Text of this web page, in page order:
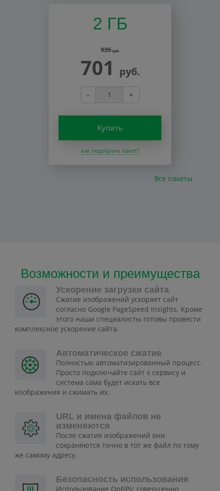
2 ГБ
935руб.
701 руб.
- +
Купить
как подобрать пакет?
Все пакеты
Возможности и преимущества
Ускорение загрузки сайта
Сжатие изображений ускоряет сайт
согласно Google PageSpeed Insights. Кроме
этого наши специалисты готовы провести
комплексное ускорение сайта.
Автоматическое сжатие
Полностью автоматизированный процесс.
Просто подключайте сайт к сервису и
система сама будет искать все
изображения и сжимать их.
URL и имена файлов не
изменяются
После сжатия изображений они
сохраняются точно в тот же файл по тому
же самому адресу.
Безопасность использования
Использование OptiPic совершенно